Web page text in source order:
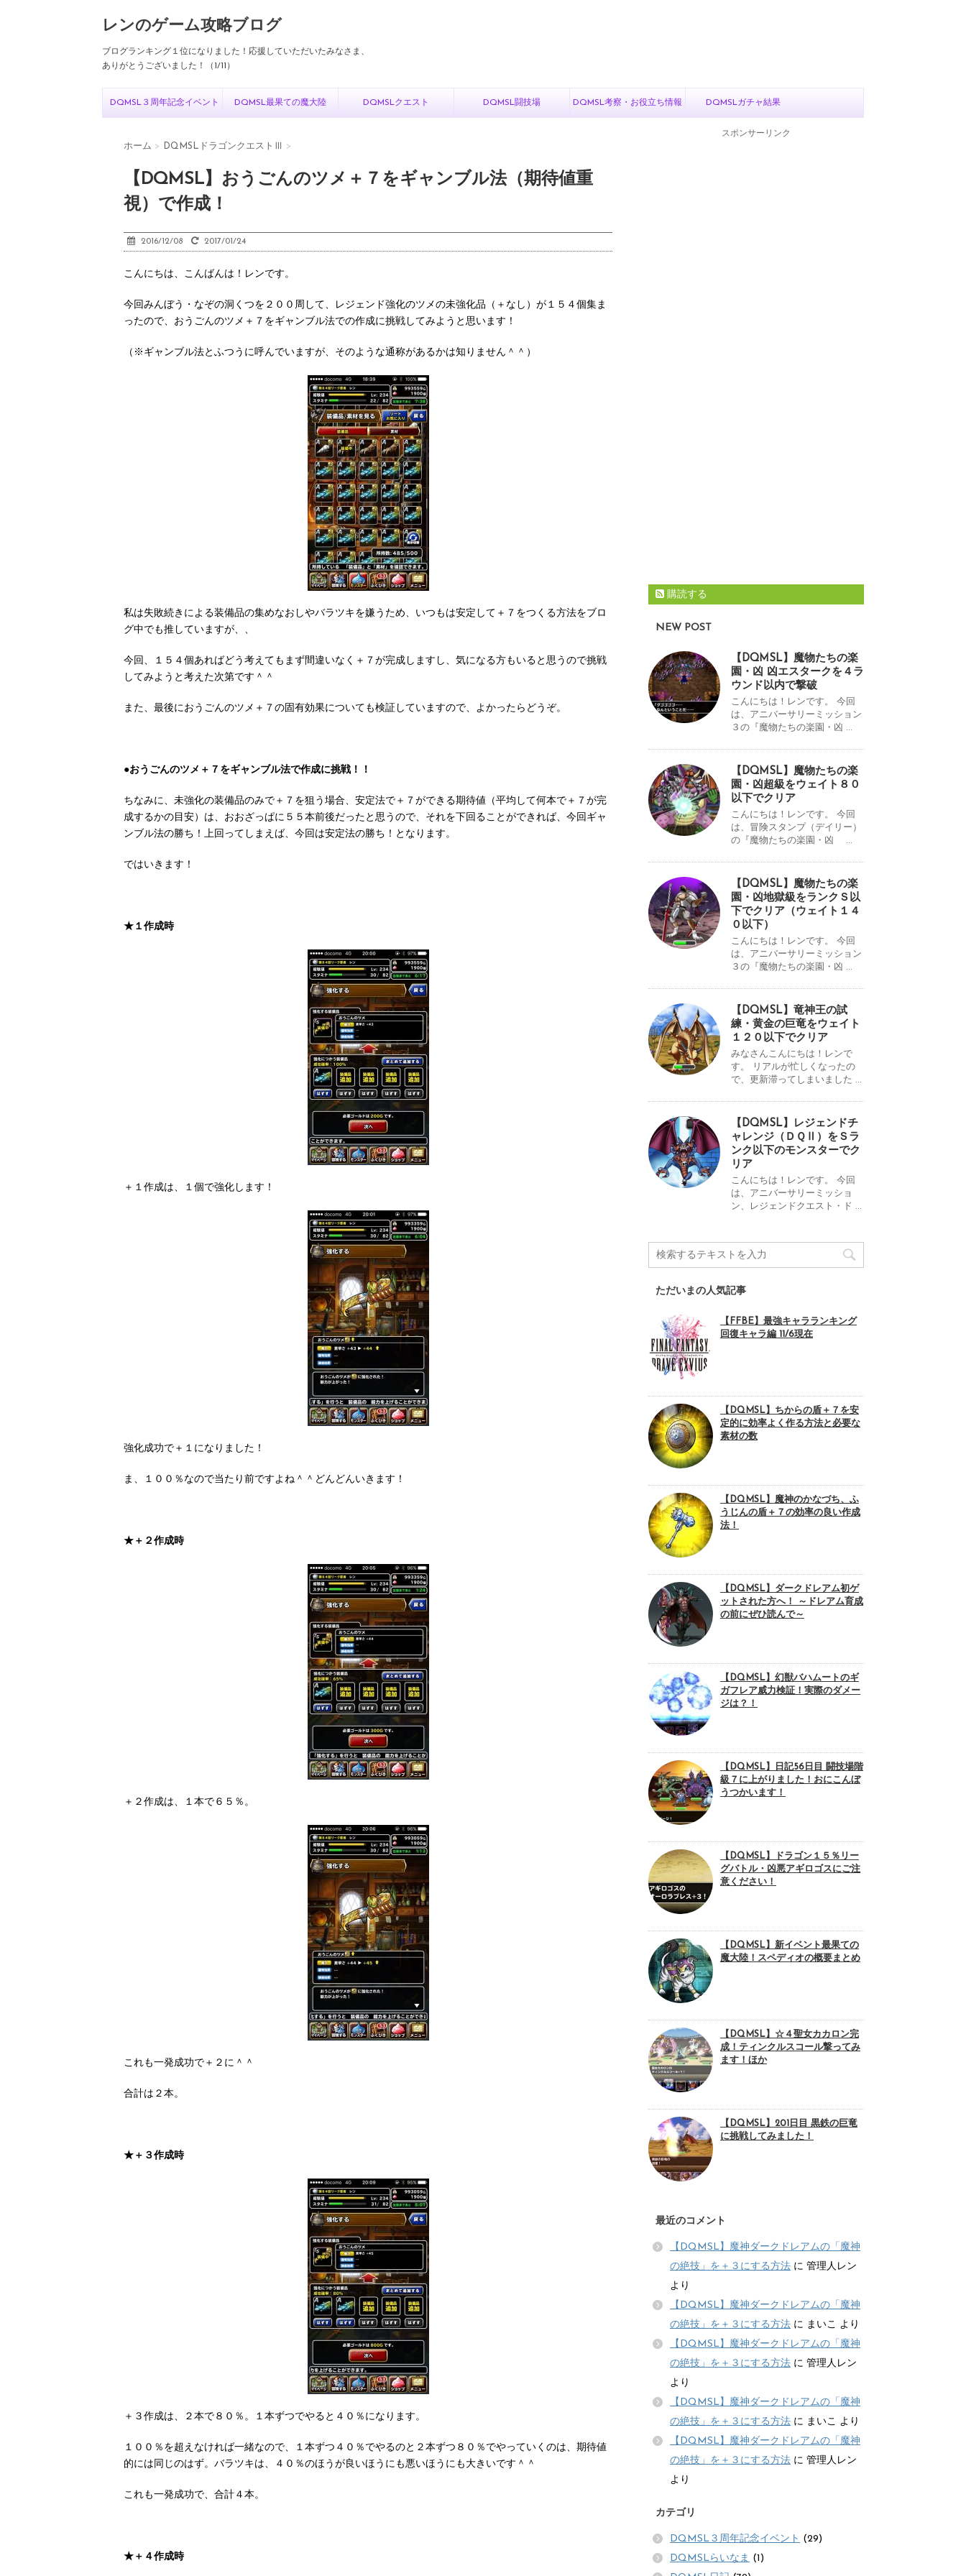
レンのゲーム攻略ブログ
ブログランキング１位になりました！応援していただいたみなさま、
ありがとうございました！（1/11）
DQMSL３周年記念イベント DQMSL最果ての魔大陸 DQMSLクエスト DQMSL闘技場 DQMSL考察・お役立ち情報 DQMSLガチャ結果
ホーム > DQMSLドラゴンクエストⅢ >
【DQMSL】おうごんのツメ＋７をギャンブル法（期待値重
視）で作成！
2016/12/08 2017/01/24
こんにちは、こんばんは！レンです。
今回みんぼう・なぞの洞くつを２００周して、レジェンド強化のツメの未強化品（＋なし）が１５４個集ま
ったので、おうごんのツメ＋７をギャンブル法での作成に挑戦してみようと思います！
（※ギャンブル法とふつうに呼んでいますが、そのような通称があるかは知りません＾＾）
私は失敗続きによる装備品の集めなおしやバラツキを嫌うため、いつもは安定して＋７をつくる方法をブロ
グ中でも推していますが、、
今回、１５４個あればどう考えてもまず間違いなく＋７が完成しますし、気になる方もいると思うので挑戦
してみようと考えた次第です＾＾
また、最後におうごんのツメ＋７の固有効果についても検証していますので、よかったらどうぞ。
●おうごんのツメ＋７をギャンブル法で作成に挑戦！！
ちなみに、未強化の装備品のみで＋７を狙う場合、安定法で＋７ができる期待値（平均して何本で＋７が完
成するかの目安）は、おおざっぱに５５本前後だったと思うので、それを下回ることができれば、今回ギャ
ンブル法の勝ち！上回ってしまえば、今回は安定法の勝ち！となります。
ではいきます！
★１作成時
＋１作成は、１個で強化します！
強化成功で＋１になりました！
ま、１００％なので当たり前ですよね＾＾どんどんいきます！
★＋２作成時
＋２作成は、１本で６５％。
これも一発成功で＋２に＾＾
合計は２本。
★＋３作成時
＋３作成は、２本で８０％。１本ずつでやると４０％になります。
１００％を超えなければ一緒なので、１本ずつ４０％でやるのと２本ずつ８０％でやっていくのは、期待値
的には同じのはず。バラツキは、４０％のほうが良いほうにも悪いほうにも大きいです＾＾
これも一発成功で、合計４本。
★＋４作成時
スポンサーリンク
購読する
NEW POST
【DQMSL】魔物たちの楽
園・凶 凶エスタークを４ラ
ウンド以内で撃破
こんにちは！レンです。 今回
は、アニバーサリーミッション
３の『魔物たちの楽園・凶 ...
【DQMSL】魔物たちの楽
園・凶超級をウェイト８０
以下でクリア
こんにちは！レンです。 今回
は、冒険スタンプ（デイリー）
の『魔物たちの楽園・凶 ...
【DQMSL】魔物たちの楽
園・凶地獄級をランクＳ以
下でクリア（ウェイト１４
０以下）
こんにちは！レンです。 今回
は、アニバーサリーミッション
３の『魔物たちの楽園・凶 ...
【DQMSL】竜神王の試
練・黄金の巨竜をウェイト
１２０以下でクリア
みなさんこんにちは！レンで
す。 リアルが忙しくなったの
で、更新滞ってしまいました ...
【DQMSL】レジェンドチ
ャレンジ（ＤＱⅡ）をＳラ
ンク以下のモンスターでク
リア
こんにちは！レンです。 今回
は、アニバーサリーミッショ
ン、レジェンドクエスト・ド ...
ただいまの人気記事
【FFBE】最強キャラランキング
回復キャラ編 11/6現在
【DQMSL】ちからの盾＋７を安
定的に効率よく作る方法と必要な
素材の数
【DQMSL】魔神のかなづち、ふ
うじんの盾＋７の効率の良い作成
法！
【DQMSL】ダークドレアム初ゲ
ットされた方へ！ ～ドレアム育成
の前にぜひ読んで～
【DQMSL】幻獣バハムートのギ
ガフレア威力検証！実際のダメー
ジは？！
【DQMSL】日記56日目 闘技場階
級７に上がりました！おにこんぼ
うつかいます！
【DQMSL】ドラゴン１５％リー
グバトル・凶悪アギロゴスにご注
意ください！
【DQMSL】新イベント最果ての
魔大陸！スペディオの概要まとめ
【DQMSL】☆４聖女カカロン完
成！ティンクルスコール撃ってみ
ます！ほか
【DQMSL】201日目 黒鉄の巨竜
に挑戦してみました！
最近のコメント
【DQMSL】魔神ダークドレアムの「魔神
の絶技」を＋３にする方法 に 管理人レン
より
【DQMSL】魔神ダークドレアムの「魔神
の絶技」を＋３にする方法 に まいこ より
【DQMSL】魔神ダークドレアムの「魔神
の絶技」を＋３にする方法 に 管理人レン
より
【DQMSL】魔神ダークドレアムの「魔神
の絶技」を＋３にする方法 に まいこ より
【DQMSL】魔神ダークドレアムの「魔神
の絶技」を＋３にする方法 に 管理人レン
より
カテゴリ
DQMSL３周年記念イベント (29)
DQMSLらいなま (1)